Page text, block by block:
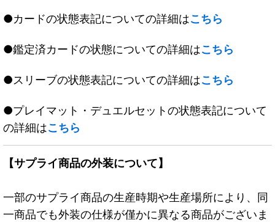
●カードの状態表記についての詳細はこちら
●鑑定済カードの状態についての詳細はこちら
●スリーブの状態表記についての詳細はこちら
●プレイマット・デュエルセットの状態表記について
の詳細はこちら
【サプライ商品の外装について】
一部のサプライ商品の生産時期や生産場所により、同
一商品でも外装の仕様が僅かに異なる商品がございま